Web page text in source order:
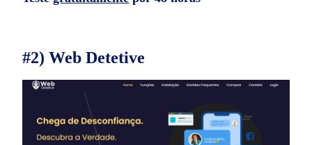
#2) Web Detetive